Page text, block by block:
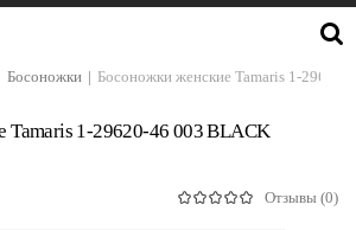
Босоножки
Босоножки женские Tamaris 1-
Tamaris 1-29620-46 003 BLACK
Отзывы (0)